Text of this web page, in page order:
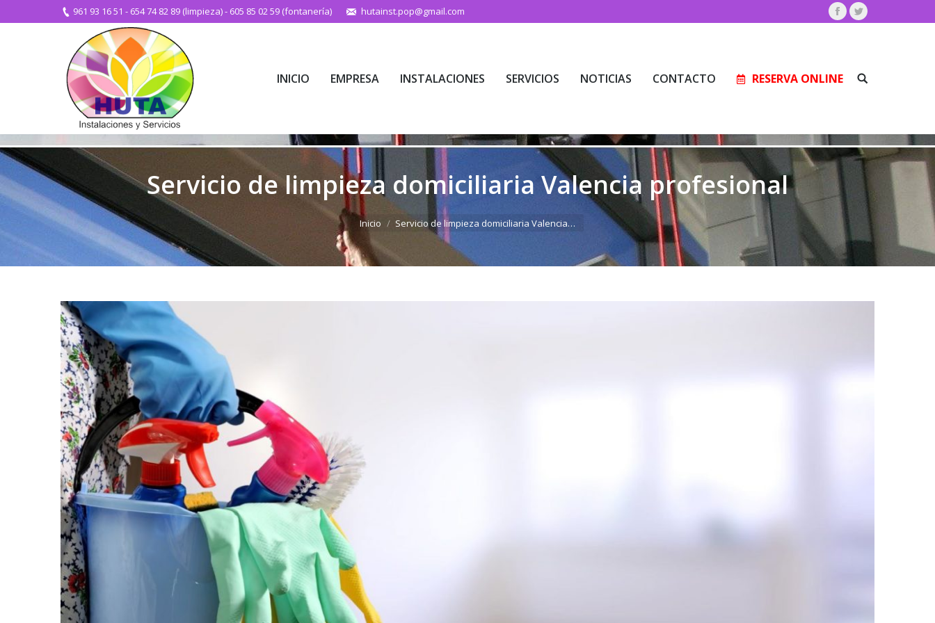
961 93 16 51 - 654 74 82 89 (limpieza)- 605 85 02 59 (fontanería) hutainst.pop@gmail.com Facebook
Twitter
INICIO EMPRESA INSTALACIONES SERVICIOS NOTICIAS CONTACTO RESERVA ONLINE Buscar:
Servicio de limpieza domiciliaria Valencia profesional
Estás aquí:
Inicio Servicio de limpieza domiciliaria Valencia…